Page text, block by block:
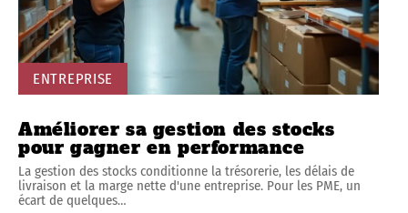
ENTREPRISE
Améliorer sa gestion des stocks
pour gagner en performance
La gestion des stocks conditionne la trésorerie, les délais de
livraison et la marge nette d'une entreprise. Pour les PME, un
écart de quelques…